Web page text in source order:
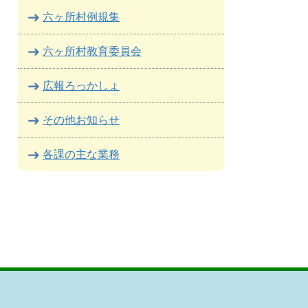
六ヶ所村例規集
六ヶ所村教育委員会
広報ろっかしょ
その他お知らせ
各課の主な業務